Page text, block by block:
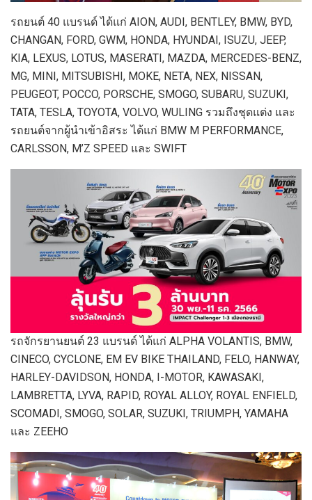
รถยนต์ 40 แบรนด์ ได้แก่ AION, AUDI, BENTLEY, BMW, BYD,
CHANGAN, FORD, GWM, HONDA, HYUNDAI, ISUZU, JEEP,
KIA, LEXUS, LOTUS, MASERATI, MAZDA, MERCEDES-BENZ,
MG, MINI, MITSUBISHI, MOKE, NETA, NEX, NISSAN,
PEUGEOT, POCCO, PORSCHE, SMOGO, SUBARU, SUZUKI,
TATA, TESLA, TOYOTA, VOLVO, WULING รวมถึงชุดแต่ง และ
รถยนต์จากผู้นำเข้าอิสระ ได้แก่ BMW M PERFORMANCE,
CARLSSON, M’Z SPEED และ SWIFT
รถจักรยานยนต์ 23 แบรนด์ ได้แก่ ALPHA VOLANTIS, BMW,
CINECO, CYCLONE, EM EV BIKE THAILAND, FELO, HANWAY,
HARLEY-DAVIDSON, HONDA, I-MOTOR, KAWASAKI,
LAMBRETTA, LYVA, RAPID, ROYAL ALLOY, ROYAL ENFIELD,
SCOMADI, SMOGO, SOLAR, SUZUKI, TRIUMPH, YAMAHA
และ ZEEHO